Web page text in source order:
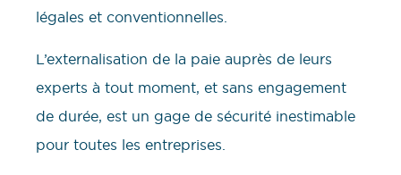
légales et conventionnelles.
L’externalisation de la paie auprès de leurs
experts à tout moment, et sans engagement
de durée, est un gage de sécurité inestimable
pour toutes les entreprises.